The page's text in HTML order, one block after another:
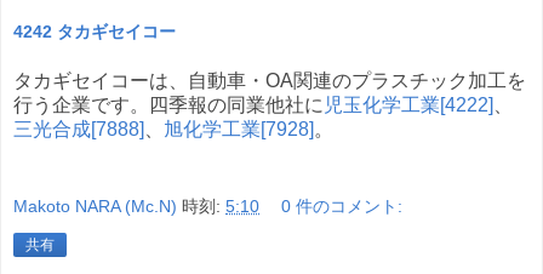
4242 タカギセイコー
タカギセイコーは、自動車・OA関連のプラスチック加工を
行う企業です。四季報の同業他社に 児玉化学工業[4222]
三光合成[7888]
旭化学工業[7928] 。
Makoto NARA (Mc.N) 時刻: 5:10 0 件のコメント:
共有